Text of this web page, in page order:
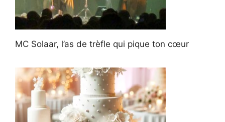
MC Solaar, l’as de trèfle qui pique ton cœur